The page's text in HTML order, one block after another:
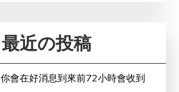
を
に
最近の投稿
你會在好消息到來前72小時會收到